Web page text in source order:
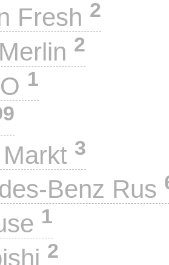
Fresh 2
2
1
3
Benz Rus
1
2